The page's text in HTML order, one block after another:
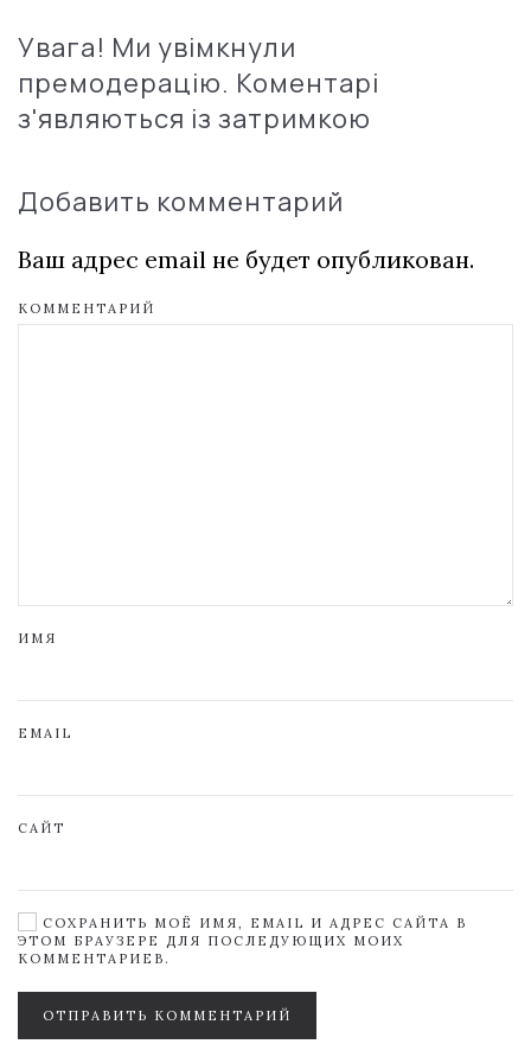
Увага! Ми увімкнули
премодерацію. Коментарі
з'являються із затримкою
Добавить комментарий
Ваш адрес email не будет опубликован.
КОММЕНТАРИЙ
ИМЯ
EMAIL
САЙТ
СОХРАНИТЬ МОЁ ИМЯ, EMAIL И АДРЕС САЙТА В
ЭТОМ БРАУЗЕРЕ ДЛЯ ПОСЛЕДУЮЩИХ МОИХ
КОММЕНТАРИЕВ.
ОТПРАВИТЬ КОММЕНТАРИЙ